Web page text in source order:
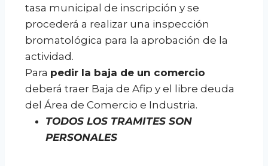
tasa municipal de inscripción y se
procederá a realizar una inspección
bromatológica para la aprobación de la
actividad.
Para pedir la baja de un comercio
deberá traer Baja de Afip y el libre deuda
del Área de Comercio e Industria.
TODOS LOS TRAMITES SON
PERSONALES